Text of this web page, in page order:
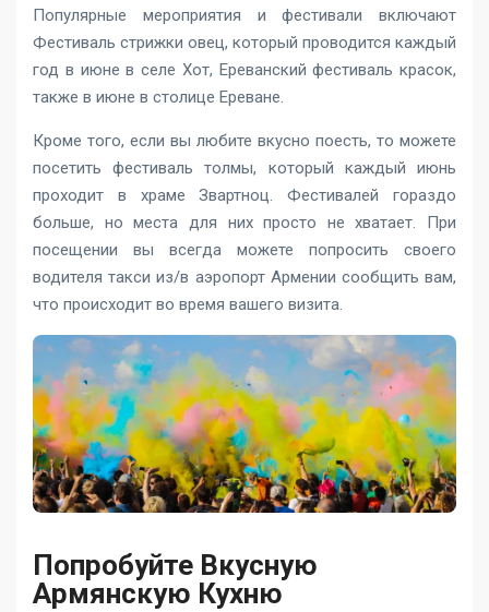
Популярные мероприятия и фестивали включают
Фестиваль стрижки овец, который проводится каждый
год в июне в селе Хот, Ереванский фестиваль красок,
также в июне в столице Ереване.
Кроме того, если вы любите вкусно поесть, то можете
посетить фестиваль толмы, который каждый июнь
проходит в храме Звартноц. Фестивалей гораздо
больше, но места для них просто не хватает. При
посещении вы всегда можете попросить своего
водителя такси из/в аэропорт Армении сообщить вам,
что происходит во время вашего визита.
Попробуйте Вкусную
Армянскую Кухню